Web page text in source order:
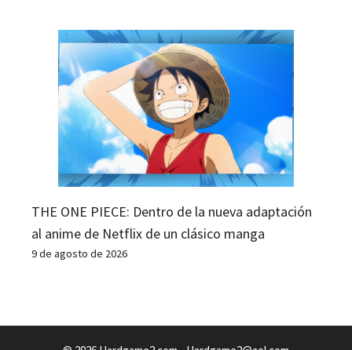
THE ONE PIECE: Dentro de la nueva adaptación
al anime de Netflix de un clásico manga
9 de agosto de 2026